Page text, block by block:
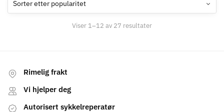
400/500 Battery Gauge,
Horizontal
2.881kr